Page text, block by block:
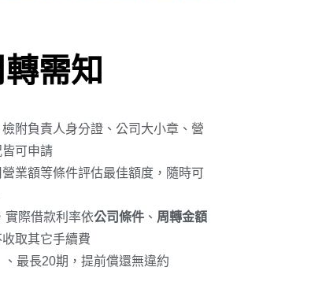
需知
附負責人身分證、公司大小章、營
可申請
業額等條件評估最佳額度，隨時可
實際借款利率依公司條件 、 周轉金額
收取其它手續費
最長20期，提前償還無違約